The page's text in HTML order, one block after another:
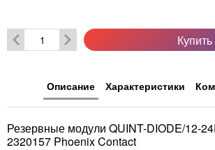
Купить
Описание Характеристики
Резервные модули QUINT-DIODE/12-
2320157 Phoenix Contact